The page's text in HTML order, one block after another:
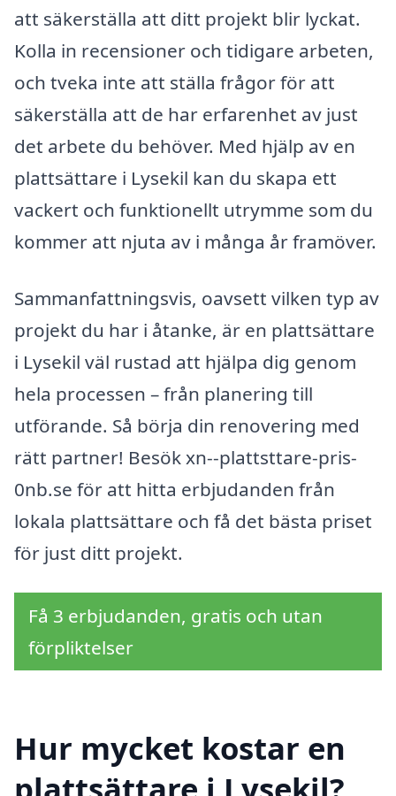
att säkerställa att ditt projekt blir lyckat.
Kolla in recensioner och tidigare arbeten,
och tveka inte att ställa frågor för att
säkerställa att de har erfarenhet av just
det arbete du behöver. Med hjälp av en
plattsättare i Lysekil kan du skapa ett
vackert och funktionellt utrymme som du
kommer att njuta av i många år framöver.
Sammanfattningsvis, oavsett vilken typ av
projekt du har i åtanke, är en plattsättare
i Lysekil väl rustad att hjälpa dig genom
hela processen – från planering till
utförande. Så börja din renovering med
rätt partner! Besök xn--plattsttare-pris-
0nb.se för att hitta erbjudanden från
lokala plattsättare och få det bästa priset
för just ditt projekt.
Få 3 erbjudanden, gratis och utan
förpliktelser
Hur mycket kostar en